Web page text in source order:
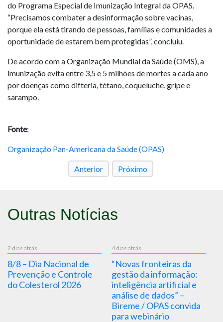
do Programa Especial de Imunização Integral da OPAS.
“Precisamos combater a desinformação sobre vacinas,
porque ela está tirando de pessoas, famílias e comunidades a
oportunidade de estarem bem protegidas”, concluiu.
De acordo com a Organização Mundial da Saúde (OMS), a
imunização evita entre 3,5 e 5 milhões de mortes a cada ano
por doenças como difteria, tétano, coqueluche, gripe e
sarampo.
Fonte:
Organização Pan-Americana da Saúde (OPAS)
Anterior Próximo
Outras Notícias
2 dias atrás
8/8 – Dia Nacional de
Prevenção e Controle
do Colesterol 2026
4 dias atrás
“Novas fronteiras da
gestão da informação:
inteligência artificial e
análise de dados” –
Bireme / OPAS convida
para webinário